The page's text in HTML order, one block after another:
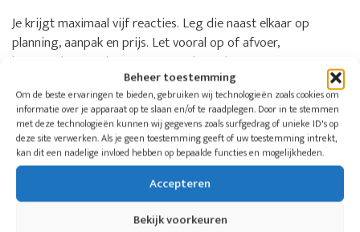
Beheer toestemming
Om de beste ervaringen te bieden, gebruiken wij technologieën zoals cookies om
informatie over je apparaat op te slaan en/of te raadplegen. Door in te stemmen
met deze technologieën kunnen wij gegevens zoals surfgedrag of unieke ID's op
deze site verwerken. Als je geen toestemming geeft of uw toestemming intrekt,
kan dit een nadelige invloed hebben op bepaalde functies en mogelijkheden.
Accepteren
Bekijk voorkeuren
Je krijgt maximaal vijf reacties. Leg die naast elkaar op
planning, aanpak en prijs. Let vooral op of afvoer,
bezemschoon opleveren, eventuele opslag en extra
schoonmaak in de offerte staan.
Wil je weten welke aangesloten bedrijven
in jouw regio kunnen helpen?
Doe één aanvraag voor een woning, zorgkamer of
bedrijfspand. De Woningontruimers koppelt je aan
maximaal vijf ontruimingsbedrijven in jouw regio.